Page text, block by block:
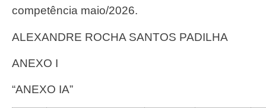
competência maio/2026.
ALEXANDRE ROCHA SANTOS PADILHA
ANEXO I
“ANEXO IA”